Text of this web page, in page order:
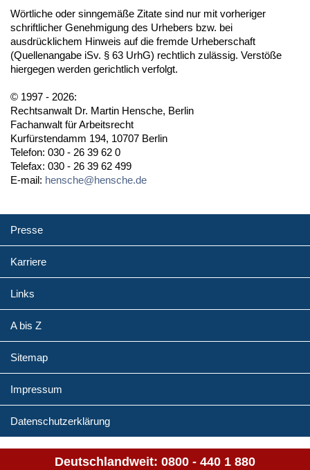
Wörtliche oder sinngemäße Zitate sind nur mit vorheriger
schriftlicher Genehmigung des Urhebers bzw. bei
ausdrücklichem Hinweis auf die fremde Urheberschaft
(Quellenangabe iSv. § 63 UrhG) rechtlich zulässig. Verstöße
hiergegen werden gerichtlich verfolgt.
© 1997 - 2026:
Rechtsanwalt Dr. Martin Hensche, Berlin
Fachanwalt für Arbeitsrecht
Kurfürstendamm 194, 10707 Berlin
Telefon: 030 - 26 39 62 0
Telefax: 030 - 26 39 62 499
E-mail: hensche@hensche.de
Presse
Karriere
Links
A bis Z
Sitemap
Impressum
Datenschutzerklärung
Deutschlandweit: 0800 - 440 1 880